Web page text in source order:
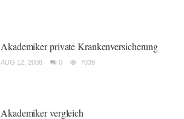
Akademiker private Krankenversicherung
AUG 12, 2008 0 7039
Akademiker vergleich